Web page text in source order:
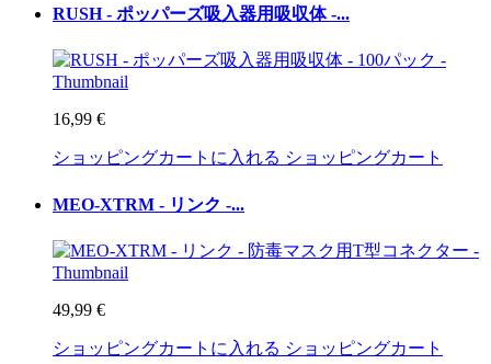
RUSH - ポッパーズ吸入器用吸収体 -...
16,99 €
ショッピングカートに入れる ショッピングカート
MEO-XTRM - リンク -...
49,99 €
ショッピングカートに入れる ショッピングカート